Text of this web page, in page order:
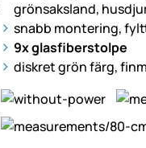
grönsaksland,
snabb montering,
9x glasfiberstolpe
diskret grön färg,